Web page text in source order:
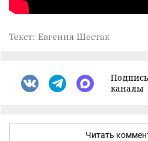
Текст: Евгения Шестак
каналы
Читать